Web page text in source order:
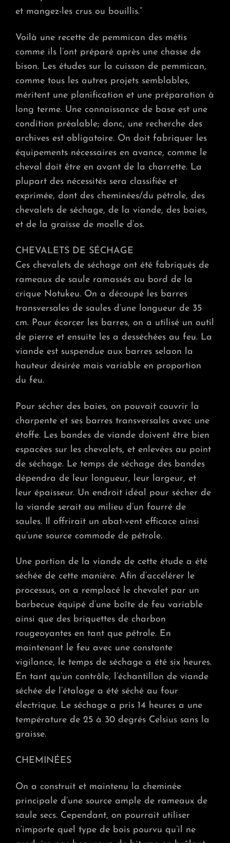
et mangez-les crus ou bouillis.”
Voilà une recette de pemmican des métis
comme ils l’ont préparé après une chasse de
bison. Les études sur la cuisson de pemmican,
comme tous les autres projets semblables,
méritent une planification et une préparation à
long terme. Une connaissance de base est une
condition préalable; donc, une recherche des
archives est obligatoire. On doit fabriquer les
équipements nécessaires en avance, comme le
cheval doit être en avant de la charrette. La
plupart des nécessités sera classifiée et
exprimée, dont des cheminées/du pétrole, des
chevalets de séchage, de la viande, des baies,
et de la graisse de moelle d’os.
CHEVALETS DE SÉCHAGE
Ces chevalets de séchage ont été fabriqués de
rameaux de saule ramassés au bord de la
crique Notukeu. On a découpé les barres
transversales de saules d’une longueur de 35
cm. Pour écorcer les barres, on a utilisé un outil
de pierre et ensuite les a desséchées au feu. La
viande est suspendue aux barres selaon la
hauteur désirée mais variable en proportion
du feu.
Pour sécher des baies, on pouvait couvrir la
charpente et ses barres transversales avec une
étoffe. Les bandes de viande doivent être bien
espacées sur les chevalets, et enlevées au point
de séchage. Le temps de séchage des bandes
dépendra de leur longueur, leur largeur, et
leur épaisseur. Un endroit idéal pour sécher de
la viande serait au milieu d’un fourré de
saules. Il offrirait un abat-vent efficace ainsi
qu’une source commode de pétrole.
Une portion de la viande de cette étude a été
séchée de cette manière. Afin d’accélérer le
processus, on a remplacé le chevalet par un
barbecue équipé d’une boîte de feu variable
ainsi que des briquettes de charbon
rougeoyantes en tant que pétrole. En
maintenant le feu avec une constante
vigilance, le temps de séchage a été six heures.
En tant qu’un contrôle, l’échantillon de viande
séchée de l’étalage a été séché au four
électrique. Le séchage a pris 14 heures a une
température de 25 à 30 degrés Celsius sans la
graisse.
CHEMINÉES
On a construit et maintenu la cheminée
principale d’une source ample de rameaux de
saule secs. Cependant, on pourrait utiliser
n’importe quel type de bois pourvu qu’il ne